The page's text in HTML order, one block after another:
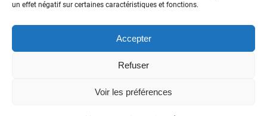
un effet négatif sur certaines caractéristiques et fonctions.
Accepter
Refuser
Voir les préférences
institutionnels de tourisme
Données personnelles